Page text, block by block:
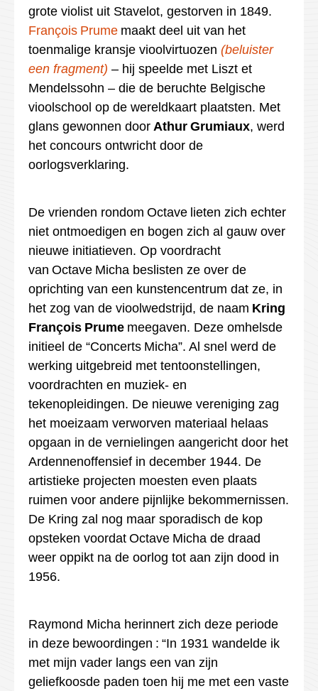
grote violist uit Stavelot, gestorven in 1849.
François Prume maakt deel uit van het
toenmalige kransje vioolvirtuozen (beluister
een fragment) – hij speelde met Liszt et
Mendelssohn – die de beruchte Belgische
vioolschool op de wereldkaart plaatsten. Met
glans gewonnen door Athur Grumiaux, werd
het concours ontwricht door de
oorlogsverklaring.
De vrienden rondom Octave lieten zich echter
niet ontmoedigen en bogen zich al gauw over
nieuwe initiatieven. Op voordracht
van Octave Micha beslisten ze over de
oprichting van een kunstencentrum dat ze, in
het zog van de vioolwedstrijd, de naam Kring
François Prume meegaven. Deze omhelsde
initieel de “Concerts Micha”. Al snel werd de
werking uitgebreid met tentoonstellingen,
voordrachten en muziek- en
tekenopleidingen. De nieuwe vereniging zag
het moeizaam verworven materiaal helaas
opgaan in de vernielingen aangericht door het
Ardennenoffensief in december 1944. De
artistieke projecten moesten even plaats
ruimen voor andere pijnlijke bekommernissen.
De Kring zal nog maar sporadisch de kop
opsteken voordat Octave Micha de draad
weer oppikt na de oorlog tot aan zijn dood in
1956.
Raymond Micha herinnert zich deze periode
in deze bewoordingen : “In 1931 wandelde ik
met mijn vader langs een van zijn
geliefkoosde paden toen hij me met een vaste